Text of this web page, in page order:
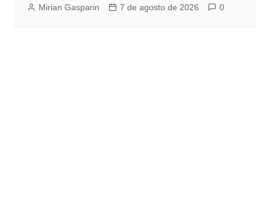
Mirian Gasparin 7 de agosto de 2026 0